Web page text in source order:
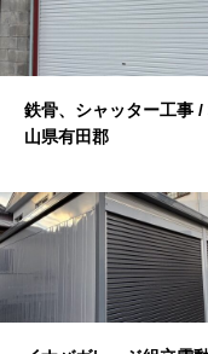
鉄骨、シャッター工事 /
山県有田郡